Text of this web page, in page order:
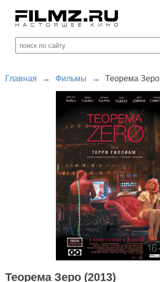
Главная → Фильмы → Теорема Зеро
Теорема Зеро (2013)